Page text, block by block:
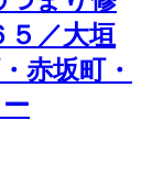
／大垣
赤坂町・